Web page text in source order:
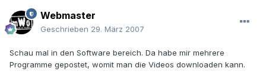
Webmaster
Geschrieben 29. März 2007
Schau mal in den Software bereich. Da habe mir mehrere
Programme gepostet, womit man die Videos downloaden kann.